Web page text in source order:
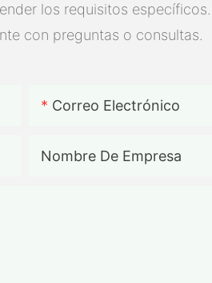
proyectos
los requisitos
con preguntas o consultas.
Correo Electrónico
Nombre De Empresa